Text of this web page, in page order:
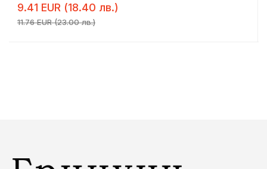
9.41 EUR (18.40 лв.)
11.76 EUR (23.00 лв.)